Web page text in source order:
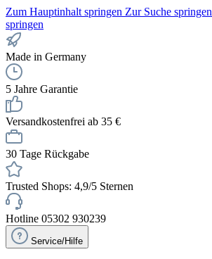
Zum Hauptinhalt springen Zur Suche springen
springen
Made in Germany
5 Jahre Garantie
Versandkostenfrei ab 35 €
30 Tage Rückgabe
Trusted Shops: 4,9/5 Sternen
Hotline 05302 930239
Service/Hilfe